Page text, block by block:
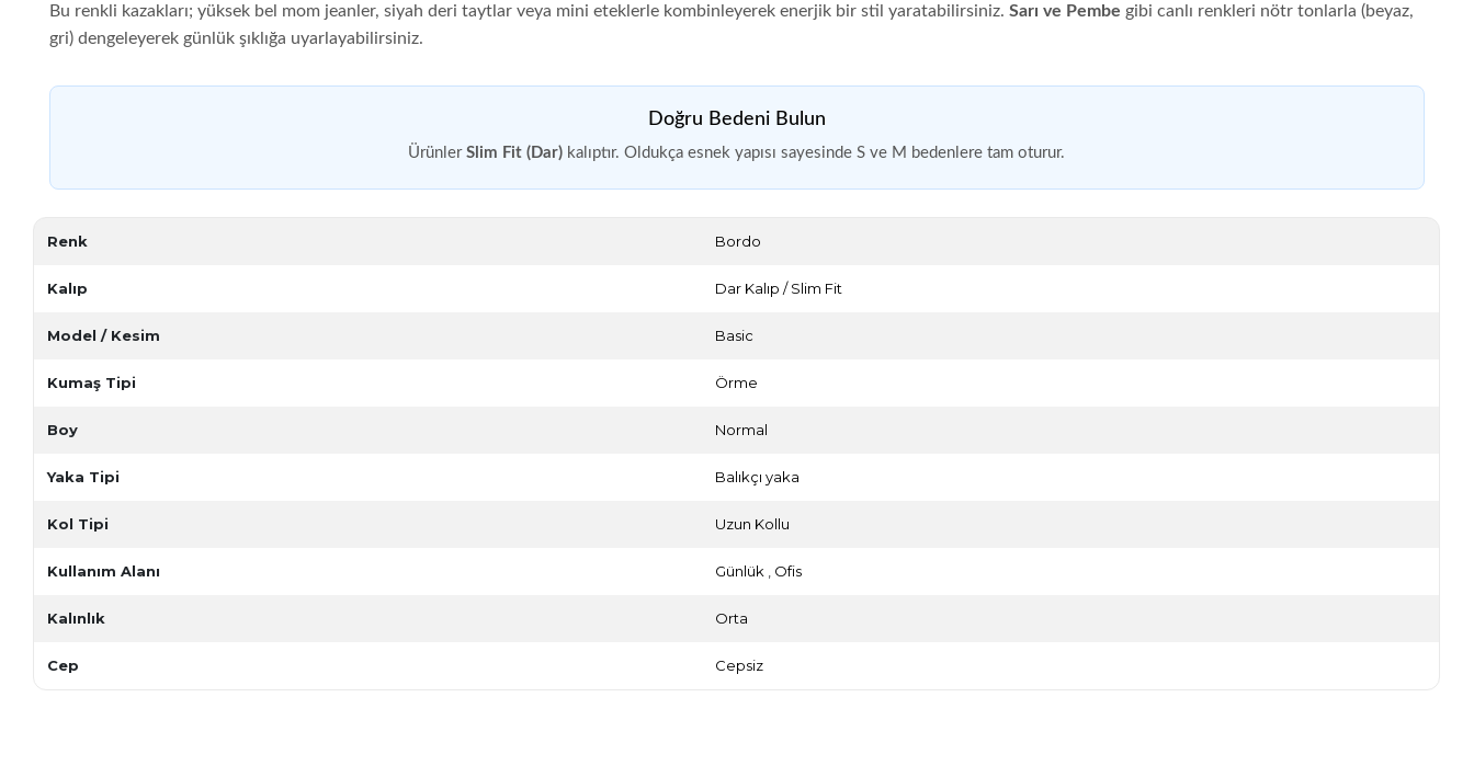
Bu renkli kazakları; yüksek bel mom jeanler, siyah deri taytlar veya mini eteklerle kombinleyerek enerjik bir stil yaratabilirsiniz.Sarı ve Pembe gibi canlı renkleri nötr tonlarla (beyaz,
gri) dengeleyerek günlük şıklığa uyarlayabilirsiniz.
Doğru Bedeni Bulun
ÜrünlerSlim Fit (Dar) kalıptır. Oldukça esnek yapısı sayesinde S ve M bedenlere tam oturur.
Renk Bordo
Kalıp Dar Kalıp / Slim Fit
Model / Kesim Basic
Kumaş Tipi Örme
Boy Normal
Yaka Tipi Balıkçı yaka
Kol Tipi Uzun Kollu
Kullanım Alanı Günlük Ofis
Kalınlık Orta
Cep Cepsiz